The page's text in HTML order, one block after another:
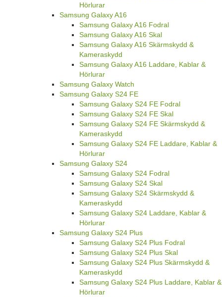
Hörlurar
Samsung Galaxy A16
Samsung Galaxy A16 Fodral
Samsung Galaxy A16 Skal
Samsung Galaxy A16 Skärmskydd &
Kameraskydd
Samsung Galaxy A16 Laddare, Kablar &
Hörlurar
Samsung Galaxy Watch
Samsung Galaxy S24 FE
Samsung Galaxy S24 FE Fodral
Samsung Galaxy S24 FE Skal
Samsung Galaxy S24 FE Skärmskydd &
Kameraskydd
Samsung Galaxy S24 FE Laddare, Kablar &
Hörlurar
Samsung Galaxy S24
Samsung Galaxy S24 Fodral
Samsung Galaxy S24 Skal
Samsung Galaxy S24 Skärmskydd &
Kameraskydd
Samsung Galaxy S24 Laddare, Kablar &
Hörlurar
Samsung Galaxy S24 Plus
Samsung Galaxy S24 Plus Fodral
Samsung Galaxy S24 Plus Skal
Samsung Galaxy S24 Plus Skärmskydd &
Kameraskydd
Samsung Galaxy S24 Plus Laddare, Kablar &
Hörlurar